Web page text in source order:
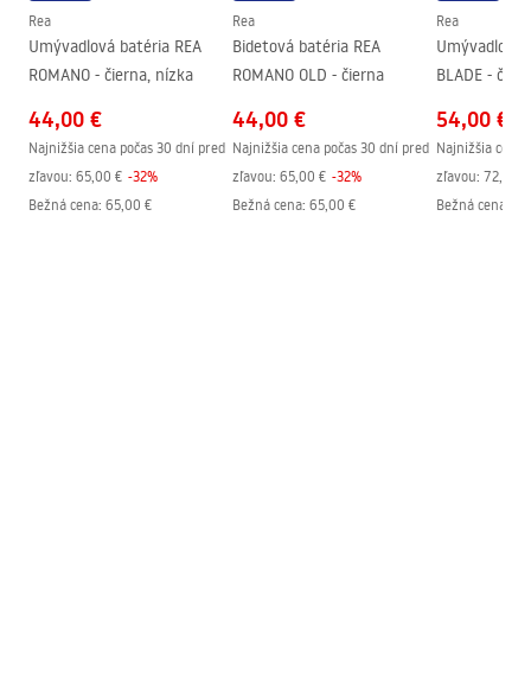
Priemer pripojenia 3/8 palca
Rea
Umývadlová batéria REA
ROMANO - čierna, nízka
44,00 €
Najnižšia cena počas 30 dní pred
zľavou: 65,00 € -32%
Bežná cena: 65,00 €
Rea
Bidetová batéria REA
ROMANO OLD - čierna
44,00 €
Najnižšia cena počas 30 dní pred
zľavou: 65,00 € -32%
Bežná cena: 65,00 €
Rea
Umývadlová
BLADE -
54,00 €
Najnižšia cena
zľavou: 72,00 €
Bežná cena